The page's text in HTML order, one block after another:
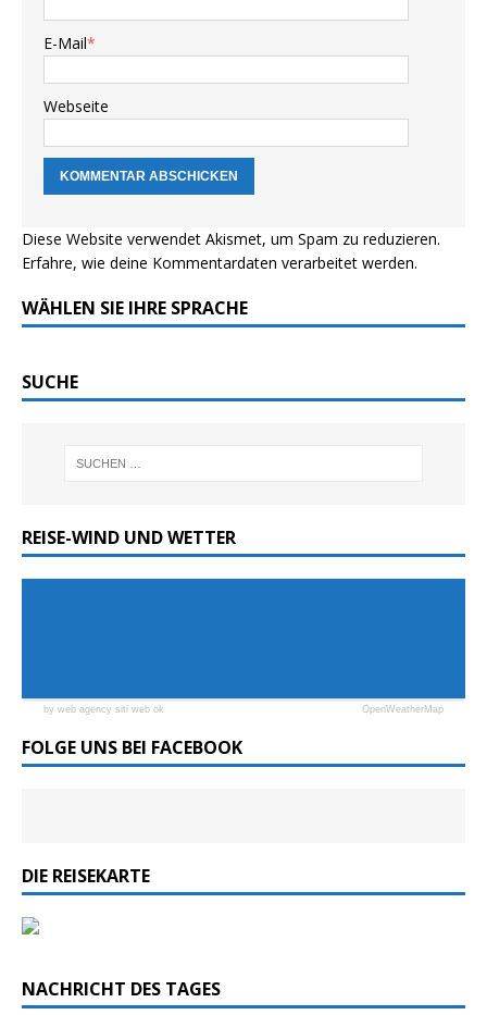
E-Mail*
Webseite
Diese Website verwendet Akismet, um Spam zu reduzieren.
Erfahre, wie deine Kommentardaten verarbeitet werden.
WÄHLEN SIE IHRE SPRACHE
SUCHE
REISE-WIND UND WETTER
by web agency siti web ok OpenWeatherMap
FOLGE UNS BEI FACEBOOK
DIE REISEKARTE
NACHRICHT DES TAGES